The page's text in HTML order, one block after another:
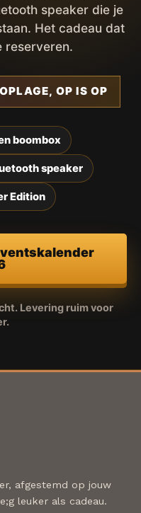
speaker die je
Het cadeau dat
reserveren.
OP IS OP
boombox
speaker
Edition
Levering ruim voor
afgestemd op jouw
leuker als cadeau.